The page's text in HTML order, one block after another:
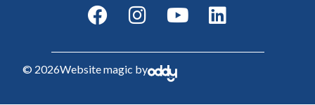
© 2026Website magic by